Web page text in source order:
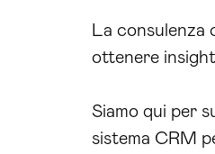
La consulenza
ottenere
Siamo qui per
sistema CRM